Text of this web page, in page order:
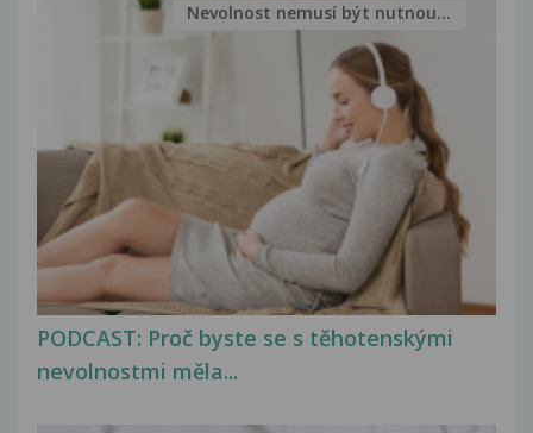
PODCAST: Proč byste se s těhotenskými
nevolnostmi měla...
Nevolnost nemusí být nutnou...